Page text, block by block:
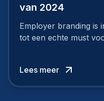
van 2024
Employer branding is
tot een echte must
Lees meer